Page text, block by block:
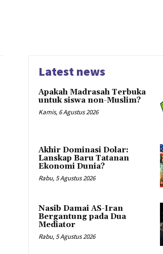
Latest news
Apakah Madrasah Terbuka
untuk siswa non-Muslim?
Kamis, 6 Agustus 2026
Akhir Dominasi Dolar:
Lanskap Baru Tatanan
Ekonomi Dunia?
Rabu, 5 Agustus 2026
Nasib Damai AS-Iran
Bergantung pada Dua
Mediator
Rabu, 5 Agustus 2026